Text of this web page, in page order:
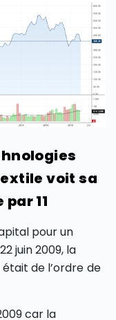
voit sa
11
pour un
juin 2009, la
de l’ordre de
car la